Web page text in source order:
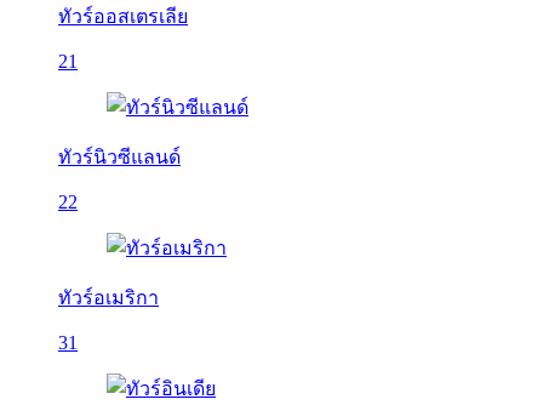
ทัวร์ออสเตรเลีย
21
ทัวร์นิวซีแลนด์
22
ทัวร์อเมริกา
31